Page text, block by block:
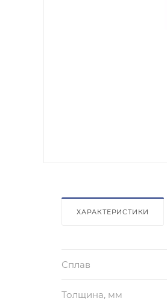
ХАРАКТЕРИСТИКИ
Сплав
Толщина, мм